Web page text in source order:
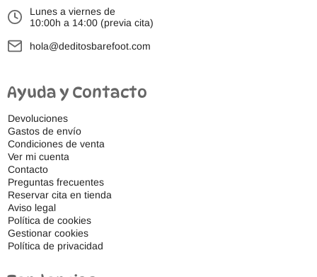
Lunes a viernes de
10:00h a 14:00 (previa cita)
hola@deditosbarefoot.com
Ayuda y Contacto
Devoluciones
Gastos de envío
Condiciones de venta
Ver mi cuenta
Contacto
Preguntas frecuentes
Reservar cita en tienda
Aviso legal
Política de cookies
Gestionar cookies
Política de privacidad